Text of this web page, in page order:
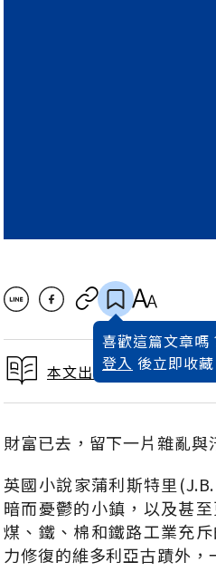
喜歡這篇文章嗎
登入 後立即收
本文出自 1987 / 4月號
財富已去，留下一片雜亂與
英國小說家蒲利斯特里
暗而憂鬱的小鎮，以及甚
煤、鐵、棉和鐵路工業充
力修復的維多利亞古蹟外